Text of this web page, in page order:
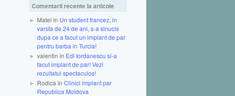
Comentarii recente la articole
Matei în Un student francez, in
varsta de 24 de ani, s-a sinucis
dupa ce a facut un implant de par
pentru barba in Turcia!
valentin în Edi Iordanescu si-a
facut implant de par! Vezi
rezultatul spectaculos!
Rodica în Clinici implant par
Republica Moldova